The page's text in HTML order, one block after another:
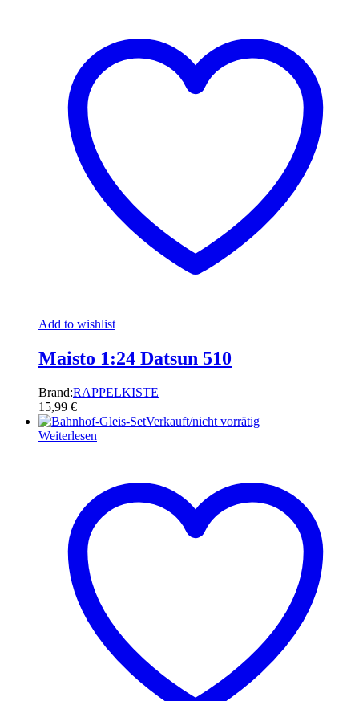
Add to wishlist
Maisto 1:24 Datsun 510
Brand:RAPPELKISTE
15,99 €
Verkauft/nicht vorrätig
Weiterlesen